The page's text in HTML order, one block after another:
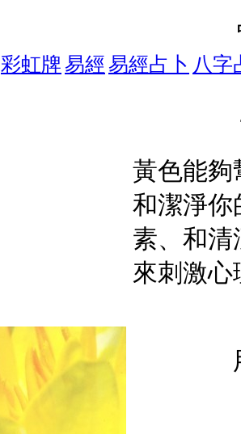
彩虹牌 易經 易經占卜 八字
黃色能夠
和潔淨你
素、和清
來刺激心